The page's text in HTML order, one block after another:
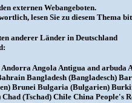
externen Webangeboten.
lesen Sie zu diesem Thema
anderer Länder in Deutschland
Angola Antigua and
Bangladesh (Bangladesch)
Brunei Bulgaria (Bulgarien)
(Tschad) Chile China People's